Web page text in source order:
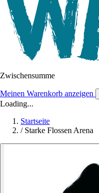
Zwischensumme
Meinen Warenkorb anzeigen
Loading...
Startseite
/ Starke Flossen Arena